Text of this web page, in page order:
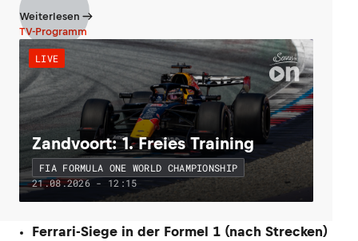
Weiterlesen
TV-Programm
LIVE
Zandvoort: 1. Freies Training
FIA FORMULA ONE WORLD CHAMPIONSHIP
21.08.2026 - 12:15
Ferrari-Siege in der Formel 1 (nach Strecken)